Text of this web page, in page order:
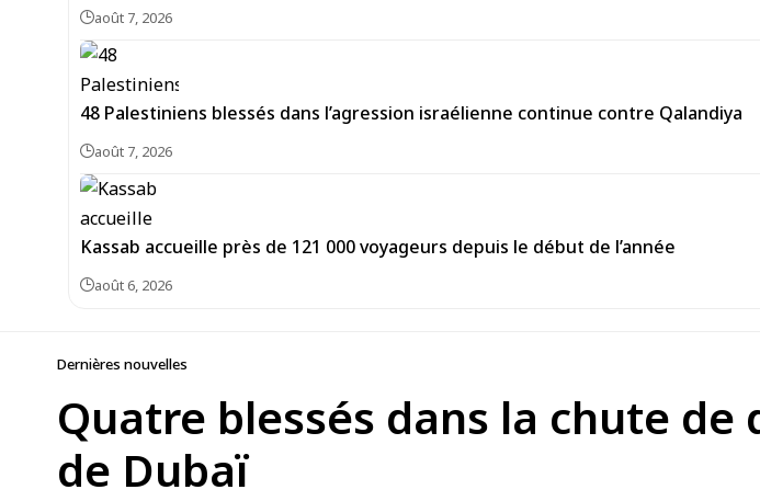
août 7, 2026
48 Palestiniens blessés dans l’agression israélienne continue contre Qalandiya
août 7, 2026
Kassab accueille près de 121 000 voyageurs depuis le début de l’année
août 6, 2026
Dernières nouvelles
Quatre blessés dans la chute de
de Dubaï